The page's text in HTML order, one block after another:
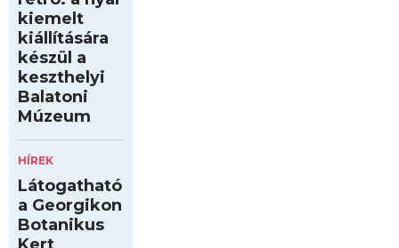
kiemelt
kiállítására
készül a
keszthelyi
Balatoni
Múzeum
HÍREK
Látogatható
a Georgikon
Botanikus